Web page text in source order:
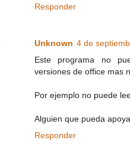
Responder
Unknown 4 de
Este programa no
versiones de office mas
Por ejemplo no puede
Alguien que pueda
Responder